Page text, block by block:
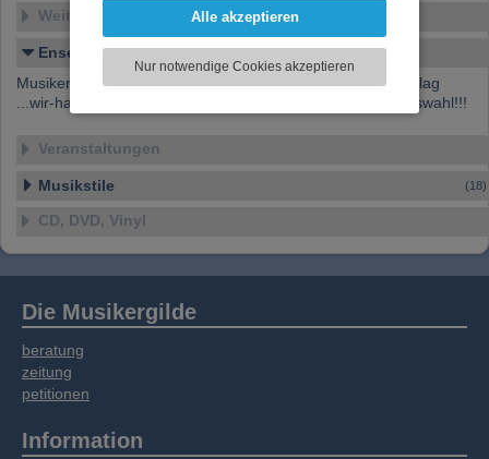
Funktionen für soziale Medien anbieten zu
zu analysieren. Dabei werden ggf.
Informationen zu Ihrer Verwendung unserer
soziale Medien, Werbung und Analysen
weitergegeben. Unsere Partner führen diese
Informationen möglicherweise mit weiteren
Daten zusammen, die Sie bereitgestellt haben
Dienste gesammelt haben.
Alle akzeptieren
Nur notwendige Cookies akzeptieren
Weitere Ensembles
Ensemble-Details
Musiker ArrangeurKomponistTexterProduzentEditionVerlag
...wir-haben-noch-
-zur-Auswahl!!!
Veranstaltungen
Musikstile (18)
CD, DVD, Vinyl
Die Musikergilde
beratung
zeitung
petitionen
Information